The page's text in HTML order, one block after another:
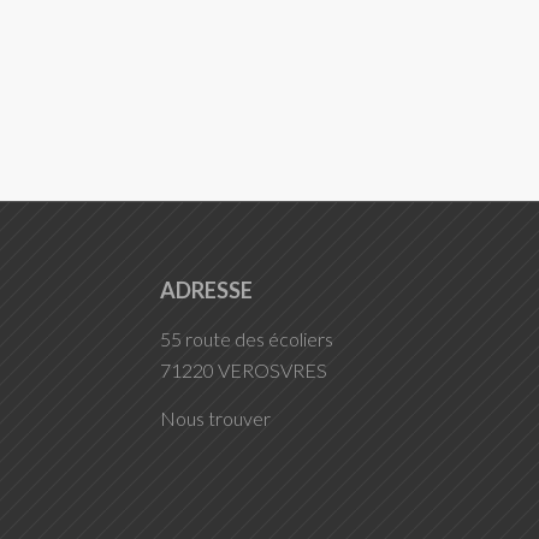
ADRESSE
55 route des écoliers
71220 VEROSVRES
Nous trouver